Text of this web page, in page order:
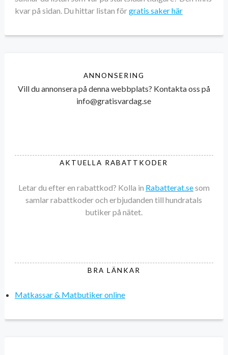
kvar på sidan. Du hittar listan förgratis saker här
ANNONSERING
Vill du annonsera på denna webbplats? Kontakta oss på
info@gratisvardag.se
AKTUELLA RABATTKODER
Letar du efter en rabattkod? Kolla in Rabatterat.sesom
samlar rabattkoder och erbjudanden till hundratals
butiker på nätet.
BRA LÄNKAR
Matkassar & Matbutiker online